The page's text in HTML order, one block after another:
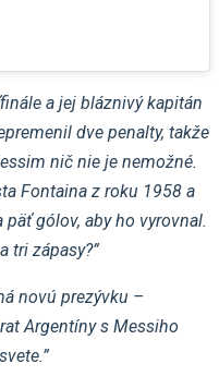
a jej bláznivý kapitán
dve penalty, takže
nič nie je nemožné.
Fontaina z roku 1958 a
gólov, aby ho vyrovnal.
tri zápasy?”
novú prezývku –
Argentíny s Messiho